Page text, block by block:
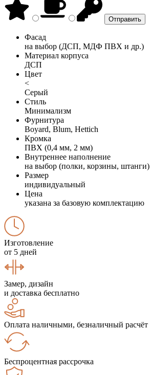
Фасад
на выбор (ДСП, МДФ ПВХ и др.)
Материал корпуса
ДСП
Цвет
<
Серый
Стиль
Минимализм
Фурнитура
Boyard, Blum, Hettich
Кромка
ПВХ (0,4 мм, 2 мм)
Внутреннее наполнение
на выбор (полки, корзины, штанги)
Размер
индивидуальный
Цена
указана за базовую комплектацию
Изготовление
от 5 дней
Замер, дизайн
и доставка бесплатно
Оплата наличными, безналичный расчёт
Беспроцентная рассрочка